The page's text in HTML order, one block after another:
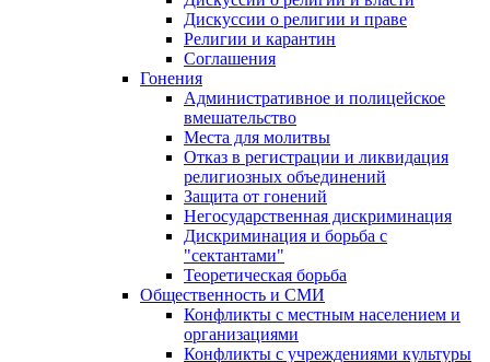
Дискуссии о религии и праве
Религии и карантин
Соглашения
Гонения
Административное и полицейское
вмешательство
Места для молитвы
Отказ в регистрации и ликвидация
религиозных объединений
Защита от гонений
Негосударственная дискриминация
Дискриминация и борьба с
"сектантами"
Теоретическая борьба
Общественность и СМИ
Конфликты с местным населением и
организациями
Конфликты с учреждениями культуры